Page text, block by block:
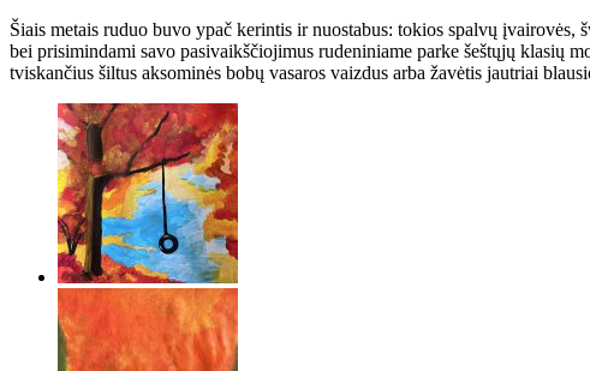
Šiais metais ruduo buvo ypač kerintis ir nuostabus: tokios spalvų įvairovės,
bei prisimindami savo pasivaikščiojimus rudeniniame parke šeštųjų klasių
tviskančius šiltus aksominės bobų vasaros vaizdus arba žavėtis jautriai